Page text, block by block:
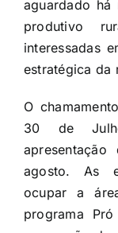
aguardado
produtivo
interessadas
estratégica da
O
30 de
agosto. As
ocupar a
programa